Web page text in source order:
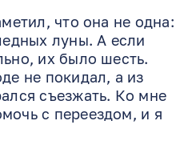
что она не одна:
луны. А если
их было шесть.
не покидал, а из
съезжать. Ко мне
с переездом, и я